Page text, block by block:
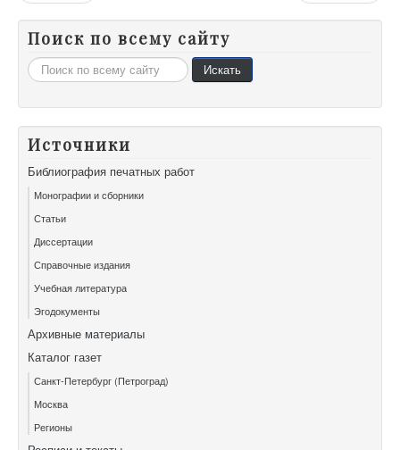
Поиск по всему сайту
Искать... Искать
Источники
Библиография печатных работ
Монографии и сборники
Статьи
Диссертации
Справочные издания
Учебная литература
Эгодокументы
Архивные материалы
Каталог газет
Санкт-Петербург (Петроград)
Москва
Регионы